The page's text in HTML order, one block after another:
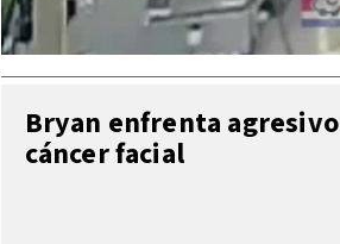
Bryan enfrenta agresivo
cáncer facial